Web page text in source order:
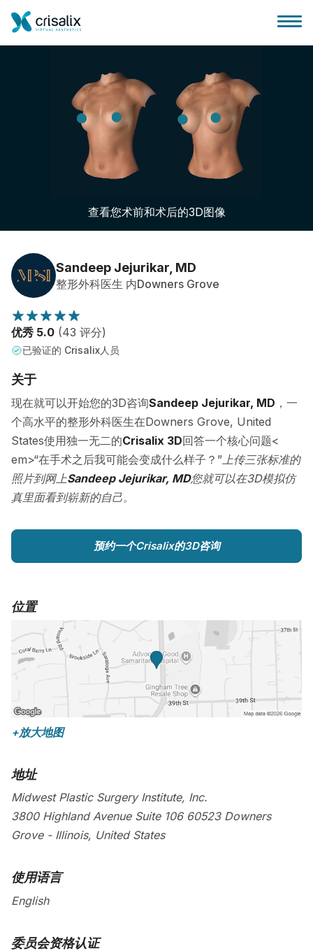
外科医生之家
客户评价
查看您术前和术后的3D图像
Sandeep Jejurikar, MD
整形外科医生 内Downers Grove
优秀 5.0 (43 评分)
已验证的 Crisalix人员
关于
现在就可以开始您的3D咨询Sandeep Jejurikar, MD ，一
个高水平的整形外科医生在Downers Grove, United
States使用独一无二的Crisalix 3D回答一个核心问题<
em>“在手术之后我可能会变成什么样子？” 上传三张标准的
照片到网上Sandeep Jejurikar, MD您就可以在3D模拟仿
真里面看到崭新的自己。
预约一个Crisalix的3D咨询
位置
+放大地图
地址
Midwest Plastic Surgery Institute, Inc.
3800 Highland Avenue Suite 106 60523 Downers
Grove- Illinois, United States
使用语言
English
委员会资格认证